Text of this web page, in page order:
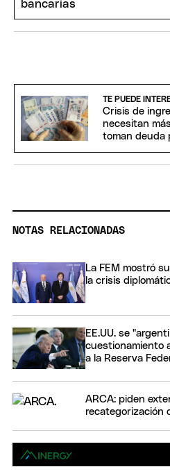
TE PUEDE
Crisis de
necesitan
toman deuda
NOTAS RELACIONADAS
La FEM mostró
la crisis
EE.UU. se
cuestionamiento
a la Reserva
ARCA: piden
recategorización